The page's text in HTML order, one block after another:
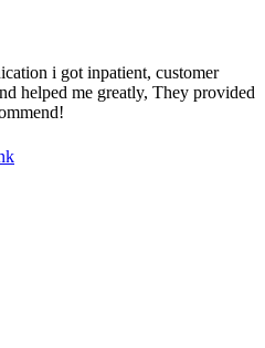
i got inpatient, customer
helped me greatly, They provided